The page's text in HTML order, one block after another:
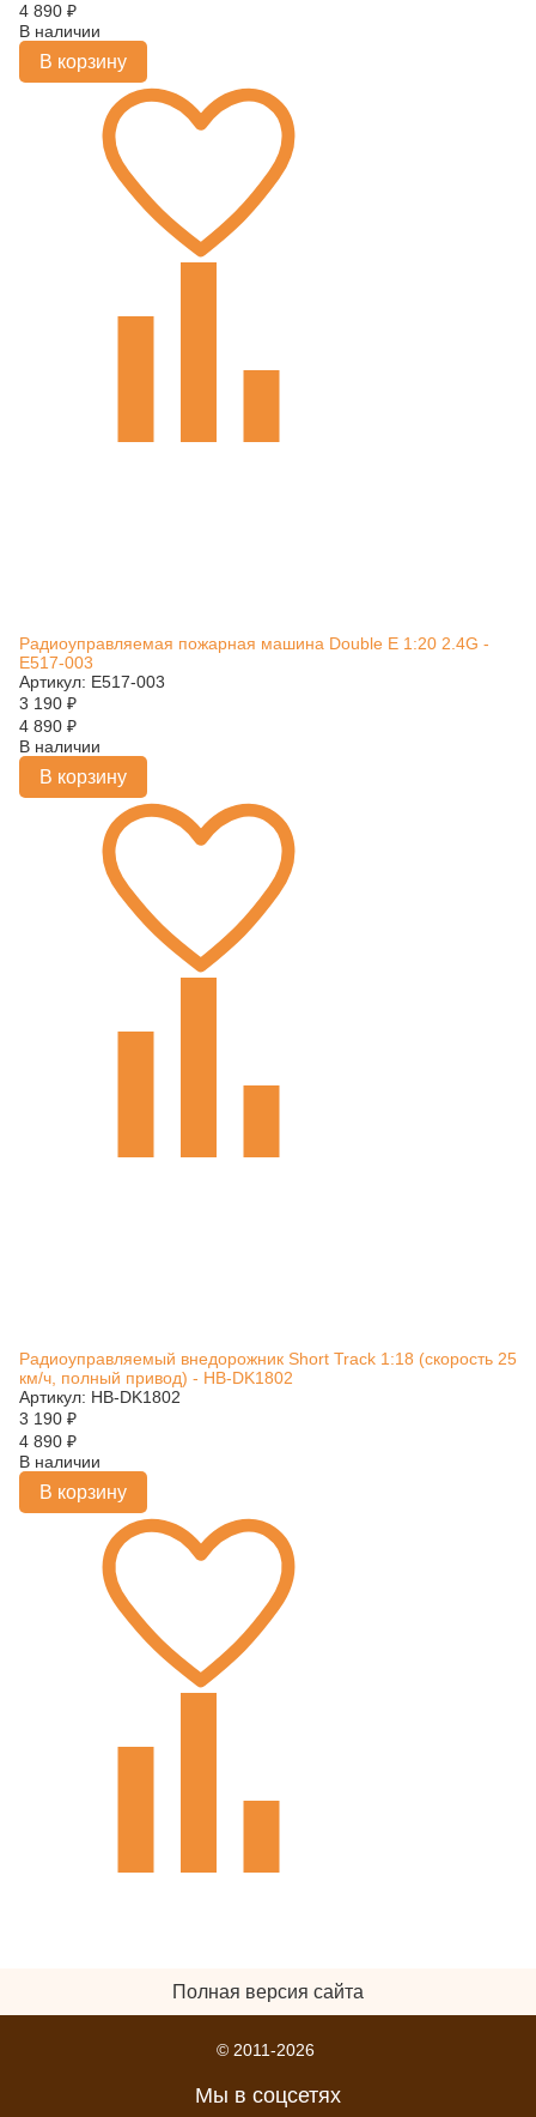
4 890 ₽
В наличии
В корзину
Радиоуправляемая пожарная машина Double E 1:20 2.4G -
E517-003
Артикул: E517-003
3 190 ₽
4 890 ₽
В наличии
В корзину
Радиоуправляемый внедорожник Short Track 1:18 (скорость 25
км/ч, полный привод) - HB-DK1802
Артикул: HB-DK1802
3 190 ₽
4 890 ₽
В наличии
В корзину
Полная версия сайта
© 2011-2026
Мы в соцсетях